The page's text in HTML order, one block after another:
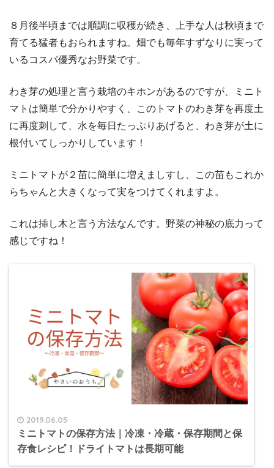
８月後半頃までは順調に収穫が続き、上手な人は秋頃まで
育てる猛者もおられますね。畑でも毎年すずなりに実って
いるコスパ優秀なお野菜です。
わき芽の処理と言う栽培のキホンがあるのですが、ミニト
マトは簡単で分かりやすく、このトマトのわき芽を再度土
に再度刺して、水を毎日たっぷりあげると、わき芽が土に
根付いてしっかりしています！
ミニトマトが２苗に簡単に増えましすし、この苗もこれか
らちゃんと大きくなって実をつけてくれますよ。
これは挿し木と言う方法なんです。野菜の神秘の底力って
感じですね！
2019.06.05
ミニトマトの保存方法｜冷凍・冷蔵・保存期間と保
存食レシピ！ドライトマトは長期可能